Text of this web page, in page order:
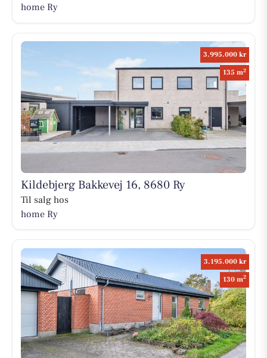
home Ry
3.995.000 kr
135 m2
Kildebjerg Bakkevej 16, 8680 Ry
Til salg hos
home Ry
3.195.000 kr
130 m2